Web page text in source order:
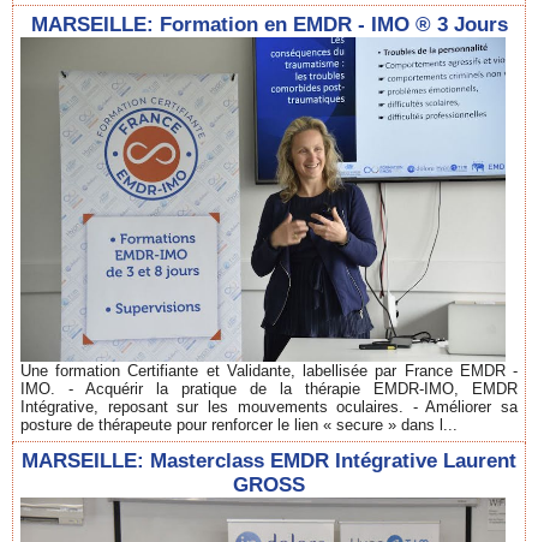
MARSEILLE: Formation en EMDR - IMO ® 3 Jours
Une formation Certifiante et Validante, labellisée par France EMDR -
IMO. - Acquérir la pratique de la thérapie EMDR-IMO, EMDR
Intégrative, reposant sur les mouvements oculaires. - Améliorer sa
posture de thérapeute pour renforcer le lien « secure » dans l...
MARSEILLE: Masterclass EMDR Intégrative Laurent
GROSS